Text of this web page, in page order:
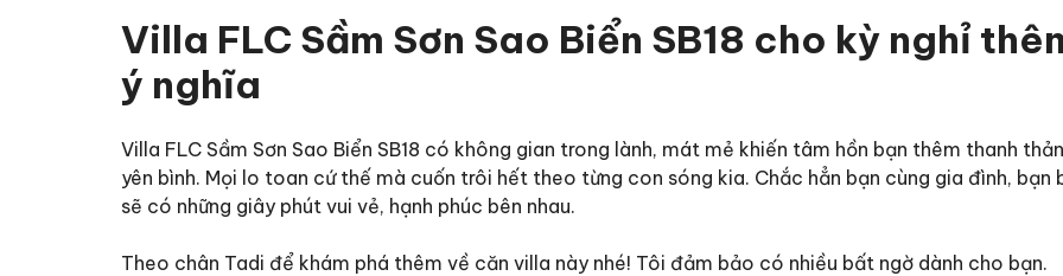
Villa FLC Sầm Sơn Sao Biển SB18 cho kỳ nghỉ
ý nghĩa
Villa FLC Sầm Sơn Sao Biển SB18 có không gian trong lành, mát mẻ khiến tâm hồn bạn thêm thanh
yên bình. Mọi lo toan cứ thế mà cuốn trôi hết theo từng con sóng kia. Chắc hẳn bạn cùng gia đình, bạn
sẽ có những giây phút vui vẻ, hạnh phúc bên nhau.
Theo chân Tadi để khám phá thêm về căn villa này nhé! Tôi đảm bảo có nhiều bất ngờ dành cho bạn.